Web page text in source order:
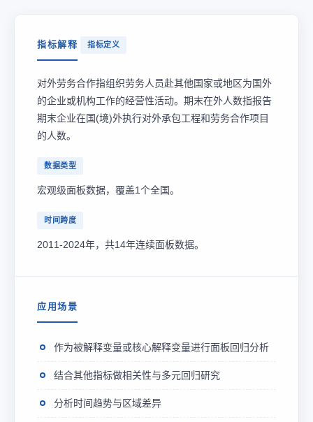
指标解释 指标定义
对外劳务合作指组织劳务人员赴其他国家或地区为国外
的企业或机构工作的经营性活动。期末在外人数指报告
期末企业在国(境)外执行对外承包工程和劳务合作项目
的人数。
数据类型
宏观级面板数据，覆盖1个全国。
时间跨度
2011-2024年，共14年连续面板数据。
应用场景
作为被解释变量或核心解释变量进行面板回归分析
结合其他指标做相关性与多元回归研究
分析时间趋势与区域差异